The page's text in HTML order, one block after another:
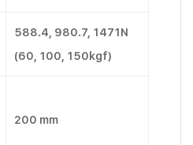
588.4, 980.7, 1471N
(60, 100, 150kgf)
200 mm